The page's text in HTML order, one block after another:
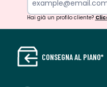
Hai già un profilo cliente?
CONSEGNA AL PIANO*